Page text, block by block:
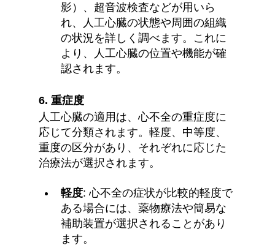
影）、超音波検査などが用いら
れ、人工心臓の状態や周囲の組織
の状況を詳しく調べます。これに
より、人工心臓の位置や機能が確
認されます。
6. 重症度
人工心臓の適用は、心不全の重症度に
応じて分類されます。軽度、中等度、
重度の区分があり、それぞれに応じた
治療法が選択されます。
軽度: 心不全の症状が比較的軽度で
ある場合には、薬物療法や簡易な
補助装置が選択されることがあり
ます。